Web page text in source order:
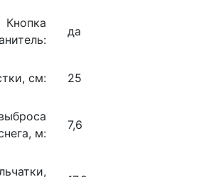
Кнопка
да
см: 25
м:
7,6